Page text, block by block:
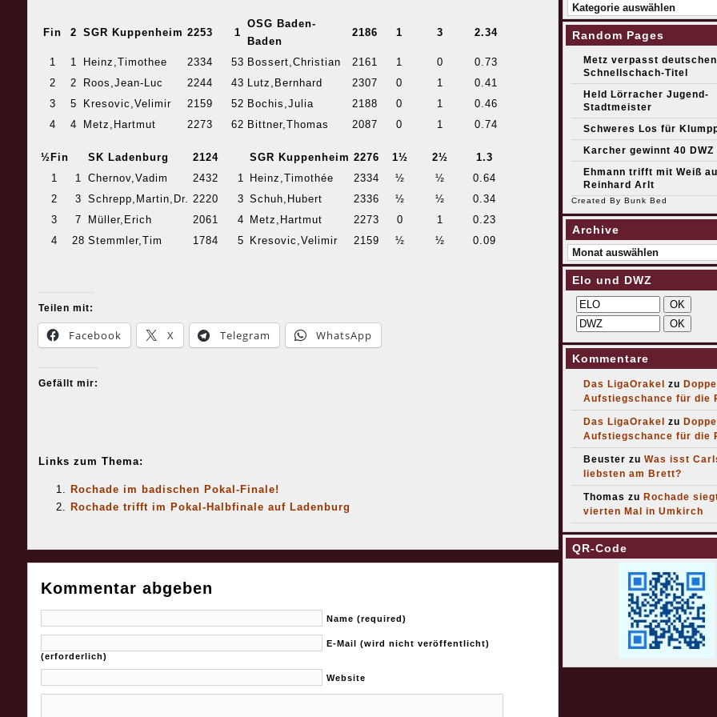
Fin 2 SGR Kuppenheim 2253 1
OSG Baden-
Baden
2186 1 3 2.34
1 1 Heinz,Timothee 2334 53 Bossert,Christian 2161 1 0
0.73
2
2 Roos,Jean-Luc 2244 43 Lutz,Bernhard 2307 0 1
0.41
3
5 Kresovic,Velimir 2159 52 Bochis,Julia 2188 0 1
0.46
4
4 Metz,Hartmut 2273 62 Bittner,Thomas 2087 0 1 0.74
½Fin SK Ladenburg 2124 SGR Kuppenheim 2276 1½ 2½
1.3
1
1 Chernov,Vadim 2432 1 Heinz,Timothée 2334 ½ ½
0.64
2
3 Schrepp,Martin,Dr. 2220 3 Schuh,Hubert 2336 ½ ½
0.34
3
7 Müller,Erich 2061 4 Metz,Hartmut 2273 0 1
0.23
4
28 Stemmler,Tim 1784 5 Kresovic,Velimir 2159 ½ ½ 0.09
Teilen mit:
Facebook X Telegram WhatsApp
Gefällt mir:
Links zum Thema:
Rochade im badischen Pokal-Finale!
Rochade trifft im Pokal-Halbfinale auf Ladenburg
Kommentar abgeben
Name (required)
E-Mail (wird nicht veröffentlicht)
(erforderlich)
Website
Kategorien
Random Pages
Metz verpasst deutschen
Schnellschach-Titel
Held Lörracher Jugend-
Stadtmeister
Schweres Los für
Karcher gewinnt 40 DWZ
Ehmann trifft mit Weiß
Reinhard Arlt
Created By Bunk Bed
Archive
Archive
Elo und DWZ
Kommentare
Das LigaOrakel zu
Aufstiegschance für die
Das LigaOrakel zu
Aufstiegschance für die
Beuster zu Was isst
liebsten am Brett?
Thomas zu Rochade
vierten Mal in Umkirch
QR-Code